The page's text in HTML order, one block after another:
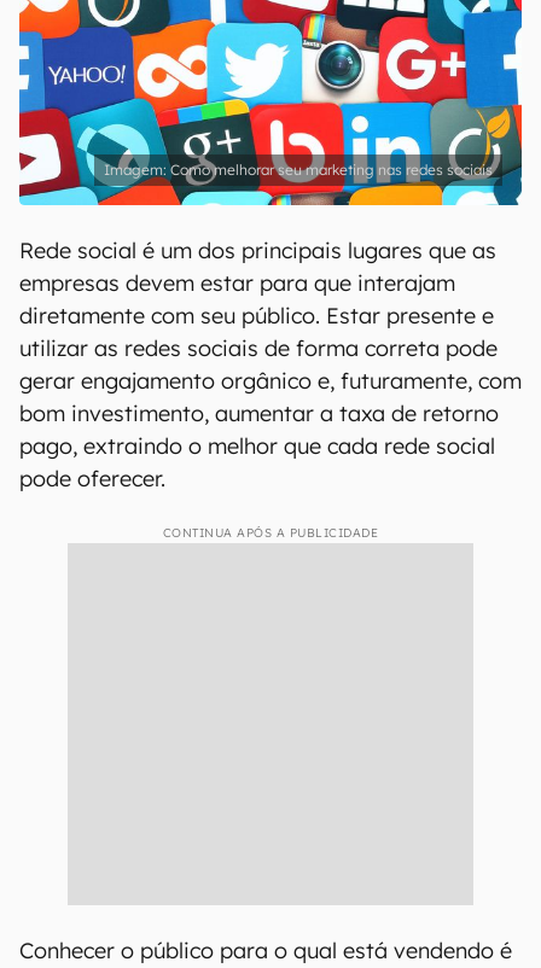
Como melhorar seu marketing nas redes sociais
Rede social é um dos principais lugares que as
empresas devem estar para que interajam
diretamente com seu público. Estar presente e
utilizar as redes sociais de forma correta pode
gerar engajamento orgânico e, futuramente, com
bom investimento, aumentar a taxa de retorno
pago, extraindo o melhor que cada rede social
pode oferecer.
CONTINUA APÓS A PUBLICIDADE
Conhecer o público para o qual está vendendo é